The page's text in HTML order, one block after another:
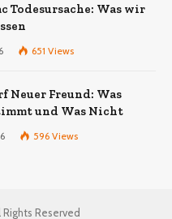
Todesursache: Was wir
651 Views
Neuer Freund: Was
und Was Nicht
596 Views
Reserved